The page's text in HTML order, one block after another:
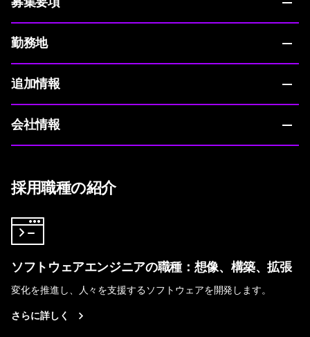
勤務地
追加情報
会社情報
採用職種の紹介
ソフトウェアエンジニアの職種：想像、構築、拡張
変化を推進し、人々を支援するソフトウェアを開発します。
さらに詳しく